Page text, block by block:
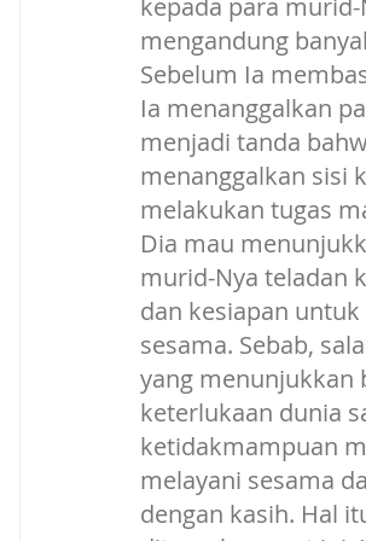
kepada para
mengandung
Sebelum Ia
Ia menanggalkan
menjadi tanda
menanggalkan sisi
melakukan tugas
Dia mau
murid-Nya teladan
dan kesiapan
sesama. Sebab,
yang menunjukkan
keterlukaan dunia
ketidakmampuan
melayani sesama
dengan kasih. Hal